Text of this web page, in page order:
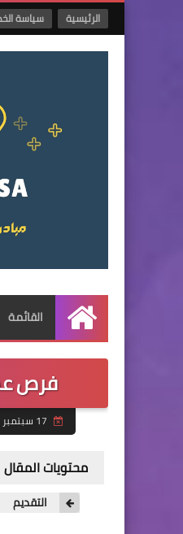
الرئيسية سياسة
الرئيسية
القائمة
فرص
محتويات المقال
التقديم